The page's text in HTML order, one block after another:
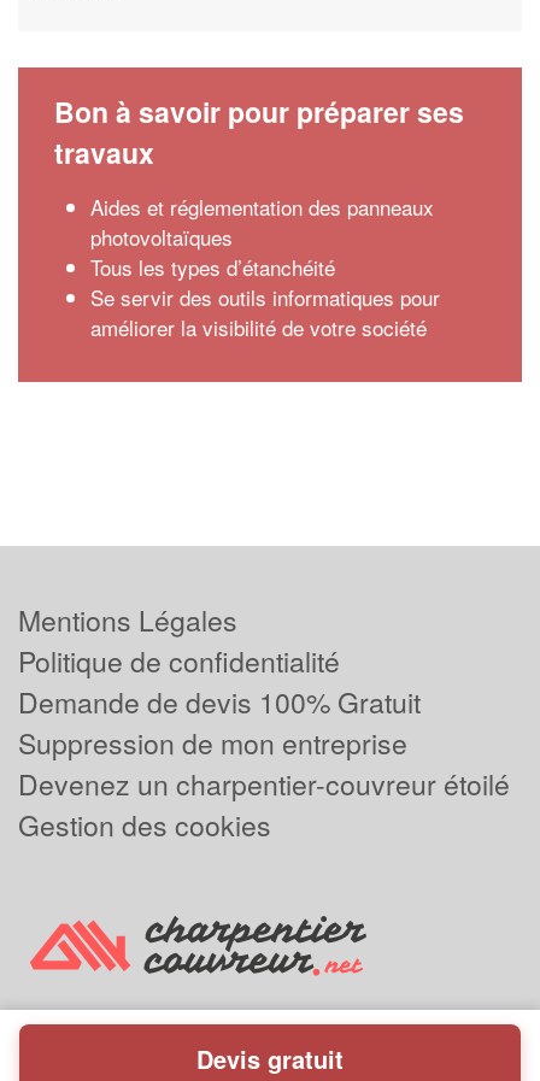
Bon à savoir pour préparer ses
travaux
Aides et réglementation des panneaux
photovoltaïques
Tous les types d’étanchéité
Se servir des outils informatiques pour
améliorer la visibilité de votre société
Mentions Légales
Politique de confidentialité
Demande de devis 100% Gratuit
Suppression de mon entreprise
Devenez un charpentier-couvreur étoilé
Gestion des cookies
Powered byPlus que pro
Devis gratuit